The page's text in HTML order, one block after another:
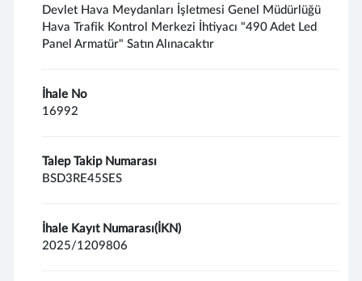
Devlet Hava Meydanları İşletmesi Genel Müdürlüğü
Hava Trafik Kontrol Merkezi İhtiyacı "490 Adet Led
Panel Armatür" Satın Alınacaktır
İhale No
16992
Talep Takip Numarası
BSD3RE45SES
İhale Kayıt Numarası(İKN)
2025/1209806